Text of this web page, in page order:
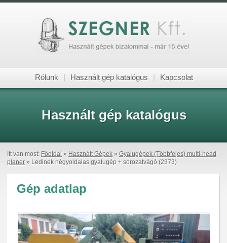
Rólunk Használt gép katalógus Kapcsolat
Használt gép katalógus
Itt van most: Főoldal » Használt Gépek » Gyalugépek (Többfejes) multi-head
planer » Ledinek négyoldalas gyalugép + sorozatvágó (2373)
Gép adatlap